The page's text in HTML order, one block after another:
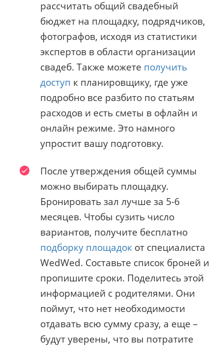
рассчитать общий свадебный
бюджет на площадку, подрядчиков,
фотографов, исходя из статистики
экспертов в области организации
свадеб. Также можете получить
доступ к планировщику, где уже
подробно все разбито по статьям
расходов и есть сметы в офлайн и
онлайн режиме. Это намного
упростит вашу подготовку.
После утверждения общей суммы
можно выбирать площадку.
Бронировать зал лучше за 5-6
месяцев. Чтобы сузить число
вариантов, получите бесплатно
подборку площадок от специалиста
WedWed. Составьте список броней и
пропишите сроки. Поделитесь этой
информацией с родителями. Они
поймут, что нет необходимости
отдавать всю сумму сразу, а еще –
будут уверены, что вы потратите